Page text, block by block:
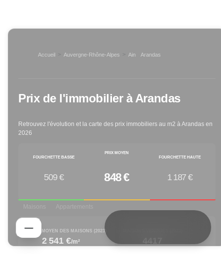
Accueil > Auvergne-Rhône-Alpes > Ain Arandas
Prix de l'immobilier àArandas
Retrouvez l'évolution et la carte des prix immobiliers au m2 àArandas en
2026
FOURCHETTE BASSE
509 €
PRIX MOYEN
848 €
FOURCHETTE HAUTE
1 187 €
Maisons Appartements
PRIX M² MOYEN DES MAISONS (2023)
2 541 €/m²